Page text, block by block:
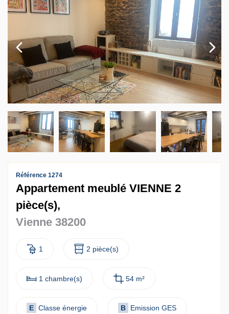
Gestion
Nos agences
Estimation
Contact
Accès clients
Référence 1274
Appartement meublé VIENNE 2
pièce(s),
Vienne 38200
1 2 pièce(s)
1 chambre(s) 54 m²
E Classe énergie B Emission GES